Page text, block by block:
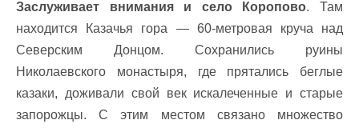
Заслуживает внимания и село Коропово. Там
находится Казачья гора — 60-метровая круча над
Северским Донцом. Сохранились руины
Николаевского монастыря, где прятались беглые
казаки, доживали свой век искалеченные и старые
запорожцы. С этим местом связано множество